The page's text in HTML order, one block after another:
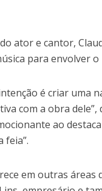
ator e cantor,
para envolver
é criar uma
com a obra
ao
feia”.
em outras